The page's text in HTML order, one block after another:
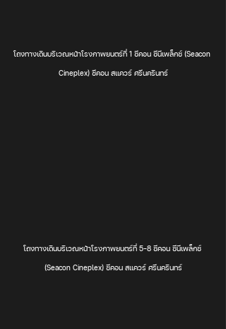
โถงทางเดินบริเวณหน้าโรงภาพยนตร์ที่ 1 ซีคอน ซีนีเพล็กซ์ (Seacon
Cineplex) ซีคอน สแควร์ ศรีนครินทร์
โถงทางเดินบริเวณหน้าโรงภาพยนตร์ที่ 5-8 ซีคอน ซีนีเพล็กซ์
(Seacon Cineplex) ซีคอน สแควร์ ศรีนครินทร์